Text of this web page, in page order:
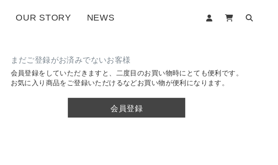
OUR STORY NEWS
まだご登録がお済みでないお客様
会員登録をしていただきますと、二度目のお買い物時にとても便利です。
お気に入り商品をご登録いただけるなどお買い物が便利になります。
会員登録